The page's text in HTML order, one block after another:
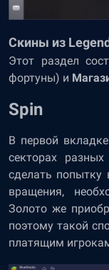
Скины из
Этот раздел
фортуны) и
Spin
В первой
секторах
сделать попытку
вращения,
Золото же
поэтому такой
платящим